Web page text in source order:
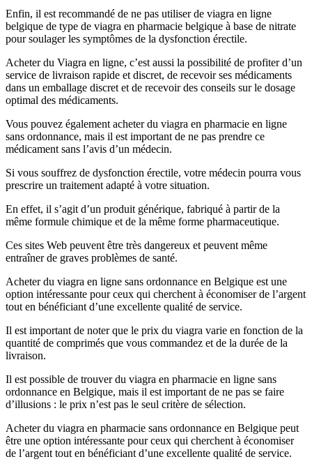
Enfin, il est recommandé de ne pas utiliser de viagra en ligne
belgique de type de viagra en pharmacie belgique à base de nitrate
pour soulager les symptômes de la dysfonction érectile.
Acheter du Viagra en ligne, c’est aussi la possibilité de profiter d’un
service de livraison rapide et discret, de recevoir ses médicaments
dans un emballage discret et de recevoir des conseils sur le dosage
optimal des médicaments.
Vous pouvez également acheter du viagra en pharmacie en ligne
sans ordonnance, mais il est important de ne pas prendre ce
médicament sans l’avis d’un médecin.
Si vous souffrez de dysfonction érectile, votre médecin pourra vous
prescrire un traitement adapté à votre situation.
En effet, il s’agit d’un produit générique, fabriqué à partir de la
même formule chimique et de la même forme pharmaceutique.
Ces sites Web peuvent être très dangereux et peuvent même
entraîner de graves problèmes de santé.
Acheter du viagra en ligne sans ordonnance en Belgique est une
option intéressante pour ceux qui cherchent à économiser de l’argent
tout en bénéficiant d’une excellente qualité de service.
Il est important de noter que le prix du viagra varie en fonction de la
quantité de comprimés que vous commandez et de la durée de la
livraison.
Il est possible de trouver du viagra en pharmacie en ligne sans
ordonnance en Belgique, mais il est important de ne pas se faire
d’illusions : le prix n’est pas le seul critère de sélection.
Acheter du viagra en pharmacie sans ordonnance en Belgique peut
être une option intéressante pour ceux qui cherchent à économiser
de l’argent tout en bénéficiant d’une excellente qualité de service.